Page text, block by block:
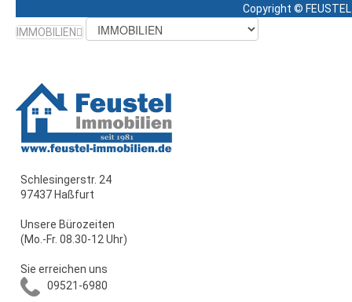
Copyright ©
IMMOBILIEN
Schlesingerstr. 24
97437 Haßfurt
Unsere Bürozeiten
(Mo.-Fr. 08.30-12 Uhr)
Sie erreichen uns
09521-6980